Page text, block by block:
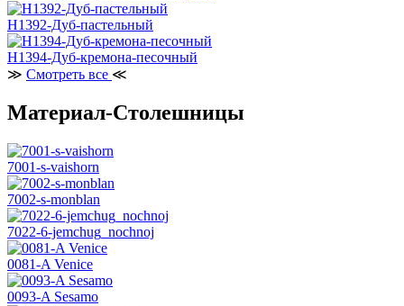
H1392-Дуб-пастельный
H1394-Дуб-кремона-песочный
≫ Смотреть все ≪
Материал-Столешницы
7001-s-vaishorn
7002-s-monblan
7022-6-jemchug_nochnoj
0081-A Venice
0093-A Sesamo